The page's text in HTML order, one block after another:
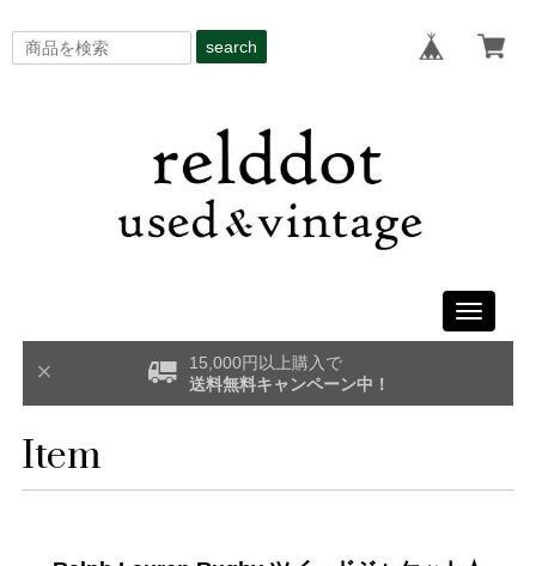
search
Toggle
15,000円以上購入で
送料無料キャンペーン中！
Item